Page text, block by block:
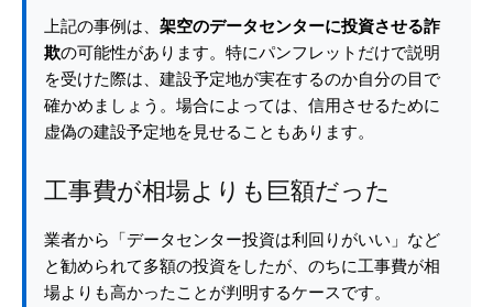
上記の事例は、 架空のデータセンターに投資させる詐
欺の可能性があります。特にパンフレットだけで説明
を受けた際は、建設予定地が実在するのか自分の目で
確かめましょう。場合によっては、信用させるために
虚偽の建設予定地を見せることもあります。
工事費が相場よりも巨額だった
業者から「データセンター投資は利回りがいい」など
と勧められて多額の投資をしたが、のちに工事費が相
場よりも高かったことが判明するケースです。